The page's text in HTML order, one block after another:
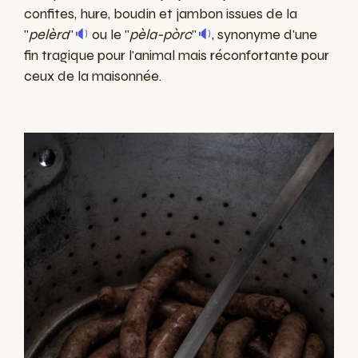
confites, hure, boudin et jambon issues de la
"pelèra"🔉 ou le "pèla-pòrc"🔉, synonyme d'une
fin tragique pour l'animal mais réconfortante pour
ceux de la maisonnée.